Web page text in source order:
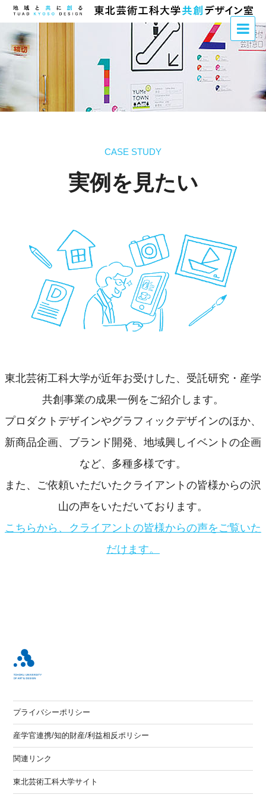
CASE STUDY
実例を見たい
東北芸術工科大学が近年お受けした、受託研究・産学
共創事業の成果一例をご紹介します。
プロダクトデザインやグラフィックデザインのほか、
新商品企画、ブランド開発、地域興しイベントの企画
など、多種多様です。
また、ご依頼いただいたクライアントの皆様からの沢
山の声をいただいております。
こちらから、クライアントの皆様からの声をご覧いた
だけます。
プライバシーポリシー
産学官連携/知的財産/利益相反ポリシー
関連リンク
東北芸術工科大学サイト